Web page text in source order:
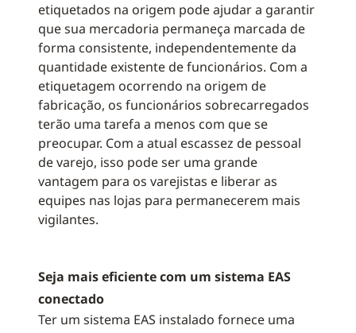
etiquetados na origem pode ajudar a garantir
que sua mercadoria permaneça marcada de
forma consistente, independentemente da
quantidade existente de funcionários. Com a
etiquetagem ocorrendo na origem de
fabricação, os funcionários sobrecarregados
terão uma tarefa a menos com que se
preocupar. Com a atual escassez de pessoal
de varejo, isso pode ser uma grande
vantagem para os varejistas e liberar as
equipes nas lojas para permanecerem mais
vigilantes.
Seja mais eficiente com um sistema EAS
conectado
Ter um sistema EAS instalado fornece uma